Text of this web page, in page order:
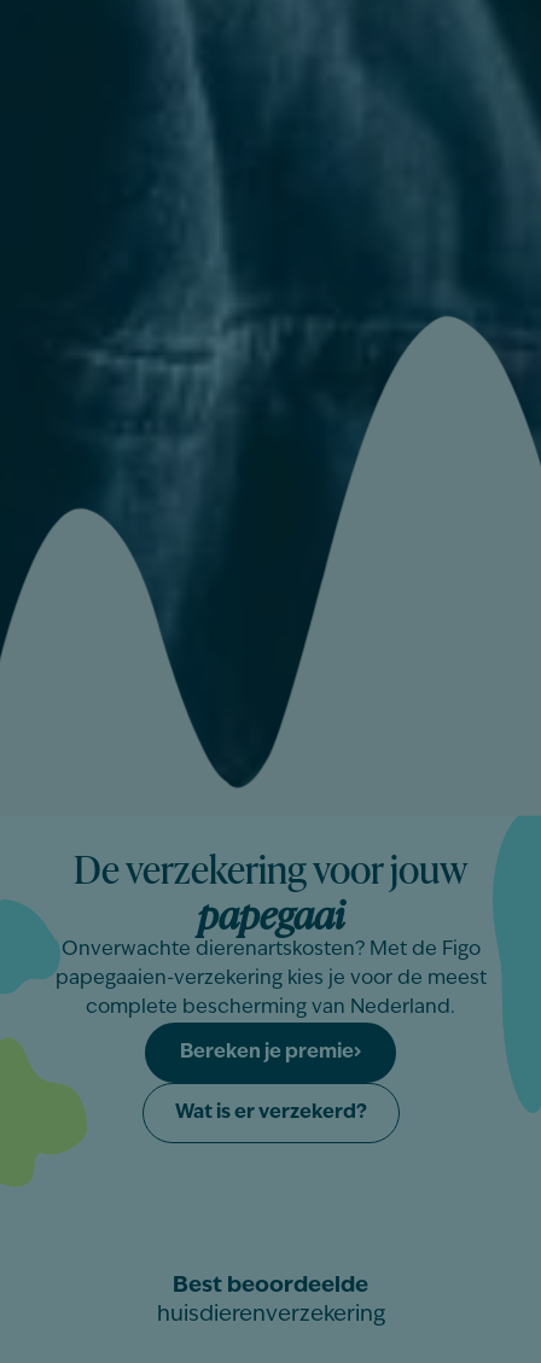
De verzekering voor jouw
papegaai
Onverwachte dierenartskosten? Met de Figo
papegaaien-verzekering kies je voor de meest
complete bescherming van Nederland.
Bereken je premie
Wat is er verzekerd?
Best beoordeelde
huisdierenverzekering